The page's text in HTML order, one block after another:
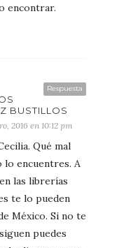
encontrar.
Respuesta
BUSTILLOS
2016 en 10:12 pm
Qué mal
lo encuentres. A
las librerías
te lo pueden
México. Si no te
puedes